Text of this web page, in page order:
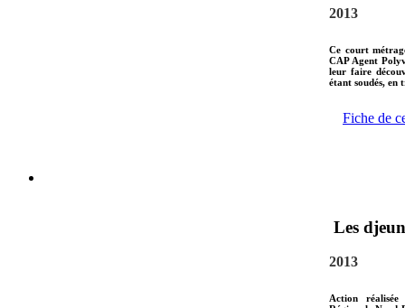
2013
Ce court
CAP Agent
leur faire
étant soudés, en
Fiche de
Les
2013
Action